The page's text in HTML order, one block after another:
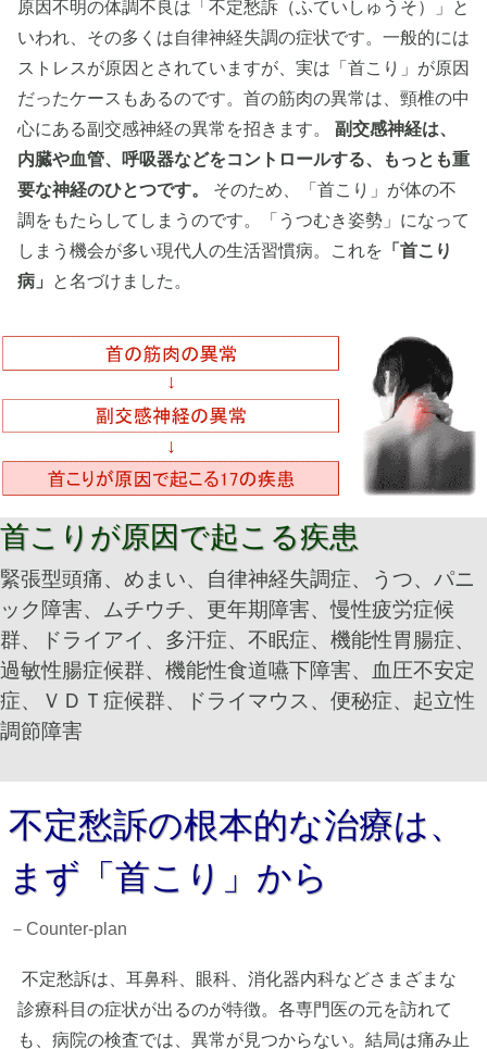
原因不明の体調不良は「不定愁訴（ふていしゅうそ）」と
いわれ、その多くは自律神経失調の症状です。一般的には
ストレスが原因とされていますが、実は「首こり」が原因
だったケースもあるのです。首の筋肉の異常は、頸椎の中
心にある副交感神経の異常を招きます。 副交感神経は、
内臓や血管、呼吸器などをコントロールする、もっとも重
要な神経のひとつです。
そのため、「首こり」が体の不
調をもたらしてしまうのです。「うつむき姿勢」になって
しまう機会が多い現代人の生活習慣病。これを 「首こり
病」
と名づけました。
首こりが原因で起こる疾患
緊張型頭痛、めまい、自律神経失調症、うつ、パニ
ック障害、ムチウチ、更年期障害、慢性疲労症候
群、ドライアイ、多汗症、不眠症、機能性胃腸症、
過敏性腸症候群、機能性食道嚥下障害、血圧不安定
症、ＶＤＴ症候群、ドライマウス、便秘症、起立性
調節障害
不定愁訴の根本的な治療は、
まず「首こり」から
－Counter-plan
不定愁訴は、耳鼻科、眼科、消化器内科などさまざまな
診療科目の症状が出るのが特徴。各専門医の元を訪れて
も、病院の検査では、異常が見つからない。結局は痛み止